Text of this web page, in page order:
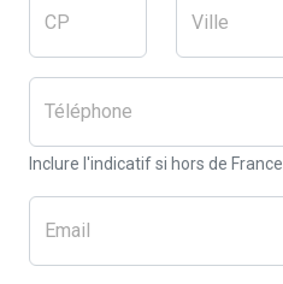
CP Ville
Téléphone
Inclure l'indicatif si hors de France.
Email